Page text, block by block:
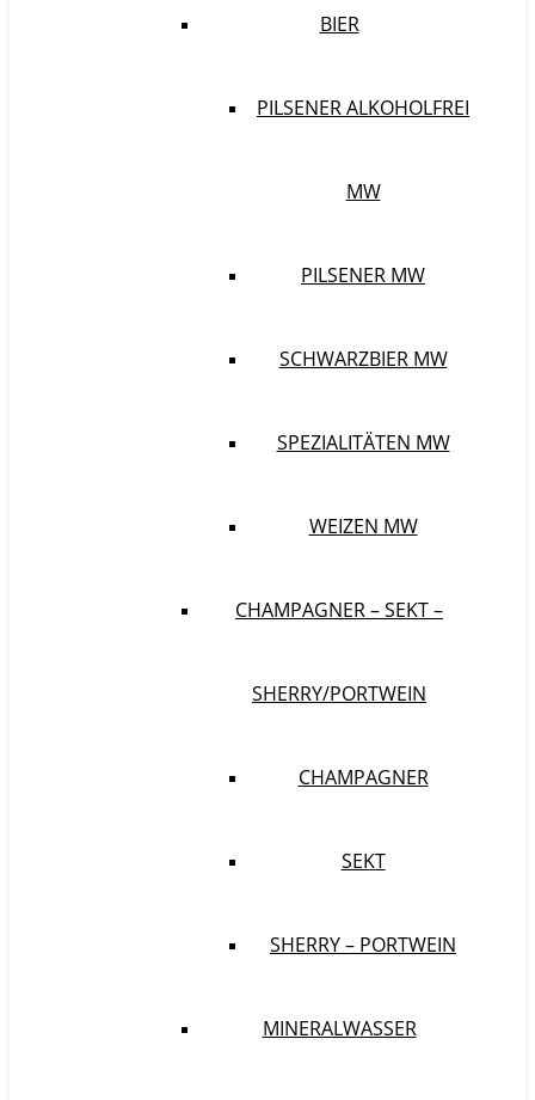
BIER
PILSENER ALKOHOLFREI
MW
PILSENER MW
SCHWARZBIER MW
SPEZIALITÄTEN MW
WEIZEN MW
CHAMPAGNER – SEKT –
SHERRY/PORTWEIN
CHAMPAGNER
SEKT
SHERRY – PORTWEIN
MINERALWASSER